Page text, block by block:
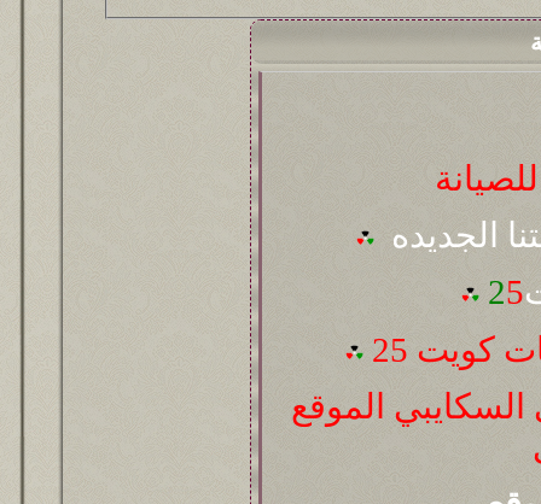
الجديده
25
كويت 25
الموقع